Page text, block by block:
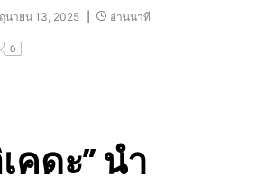
นายน 13, 2025 อ่านนาที
0
คดะ” นำ